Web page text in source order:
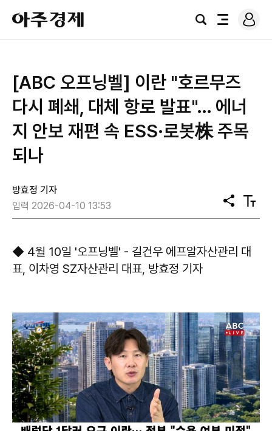
아
주
경
검
전
로
그
[ABC 오프닝벨] 이란 "호르무즈
다시 폐쇄, 대체 항로 발표"… 에너
지 안보 재편 속 ESS·로봇株 주목
되나
방효정 기자
입력 2026-04-10 13:53
공
유
텍
스
기
◆ 4월 10일 '오프닝벨' - 길건우 에프알자산관리 대
표, 이차영 SZ자산관리 대표, 방효정 기자